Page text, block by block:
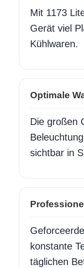
Mit 1173
Gerät viel
Kühlwaren.
Optimale
Die großen
sichtbar in
konstante
täglichen